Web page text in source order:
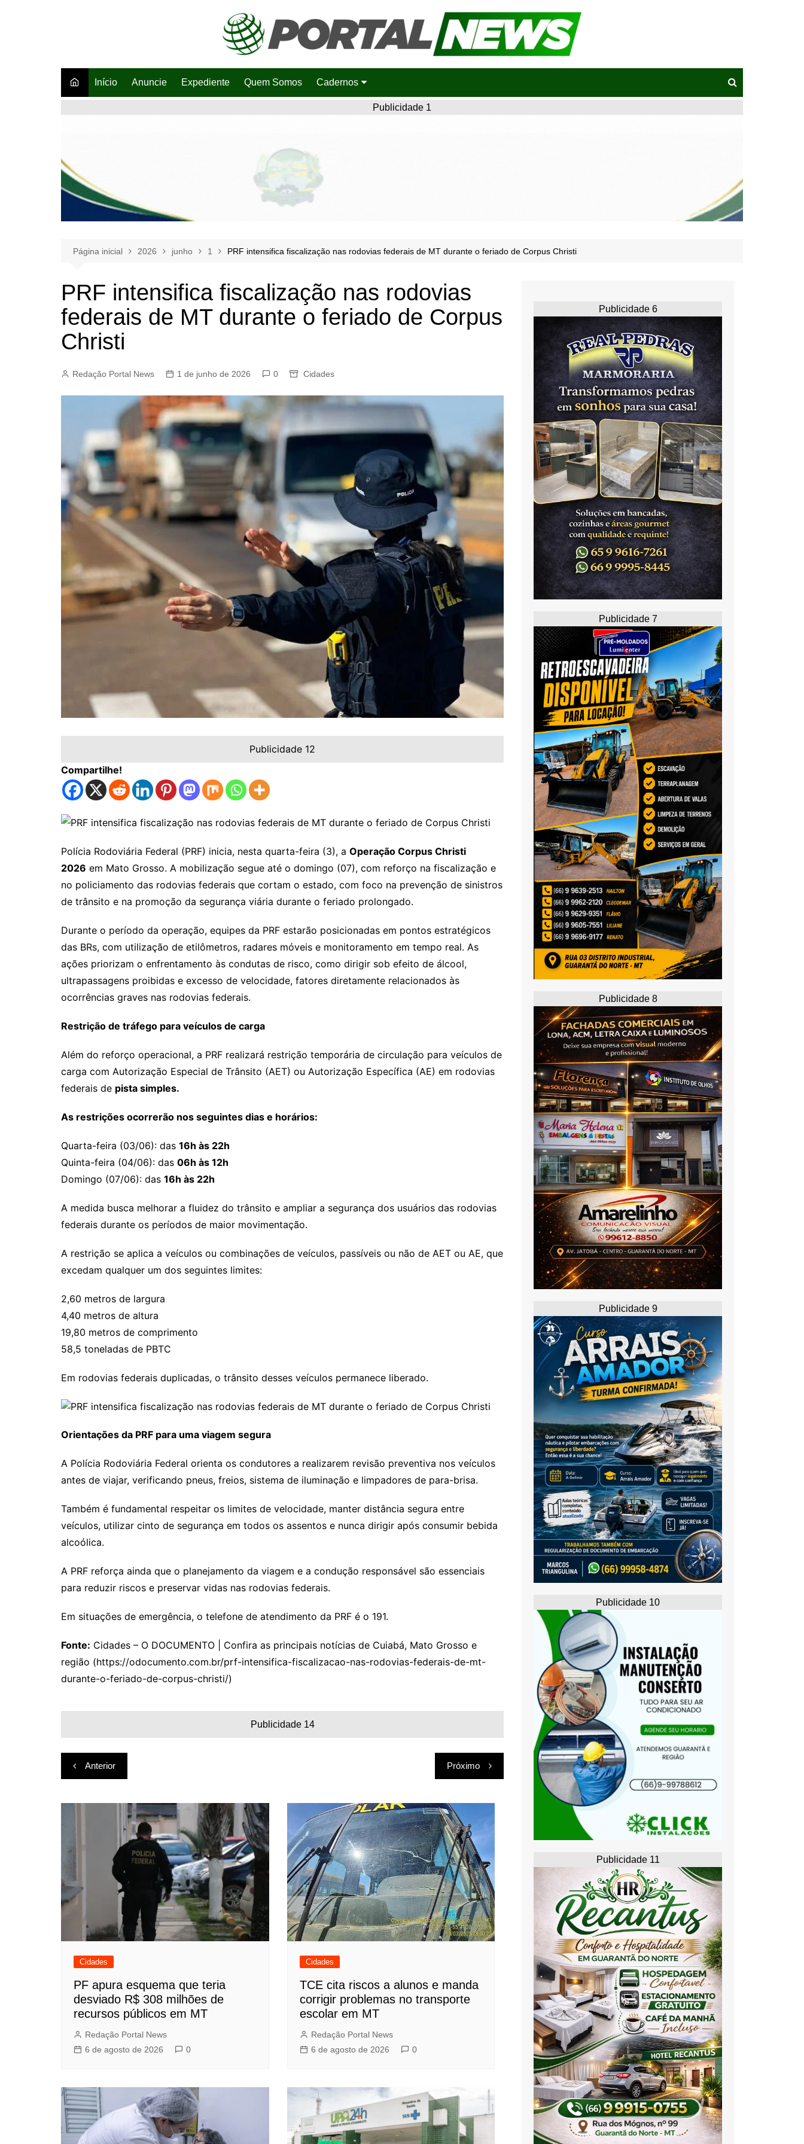
Início Anuncie Expediente Quem Somos Cadernos
Esportes
Publicidade 1
Página inicial 2026 junho 1 PRF intensifica fiscalização nas rodovias federais de MT durante o feriado de Corpus Christi
PRF intensifica fiscalização nas rodovias
federais de MT durante o feriado de Corpus
Christi
Redação Portal News 1 de junho de 2026 0 Cidades
Publicidade 12
Compartilhe!
Polícia Rodoviária Federal (PRF) inicia, nesta quarta-feira (3), a Operação Corpus Christi
2026 em Mato Grosso. A mobilização segue até o domingo (07), com reforço na fiscalização e
no policiamento das rodovias federais que cortam o estado, com foco na prevenção de sinistros
de trânsito e na promoção da segurança viária durante o feriado prolongado.
Durante o período da operação, equipes da PRF estarão posicionadas em pontos estratégicos
das BRs, com utilização de etilômetros, radares móveis e monitoramento em tempo real. As
ações priorizam o enfrentamento às condutas de risco, como dirigir sob efeito de álcool,
ultrapassagens proibidas e excesso de velocidade, fatores diretamente relacionados às
ocorrências graves nas rodovias federais.
Restrição de tráfego para veículos de carga
Além do reforço operacional, a PRF realizará restrição temporária de circulação para veículos de
carga com Autorização Especial de Trânsito (AET) ou Autorização Específica (AE) em rodovias
federais de pista simples.
As restrições ocorrerão nos seguintes dias e horários:
Quarta-feira (03/06): das 16h às 22h
Quinta-feira (04/06): das 06h às 12h
Domingo (07/06): das 16h às 22h
A medida busca melhorar a fluidez do trânsito e ampliar a segurança dos usuários das rodovias
federais durante os períodos de maior movimentação.
A restrição se aplica a veículos ou combinações de veículos, passíveis ou não de AET ou AE, que
excedam qualquer um dos seguintes limites:
2,60 metros de largura
4,40 metros de altura
19,80 metros de comprimento
58,5 toneladas de PBTC
Em rodovias federais duplicadas, o trânsito desses veículos permanece liberado.
Orientações da PRF para uma viagem segura
A Polícia Rodoviária Federal orienta os condutores a realizarem revisão preventiva nos veículos
antes de viajar, verificando pneus, freios, sistema de iluminação e limpadores de para-brisa.
Também é fundamental respeitar os limites de velocidade, manter distância segura entre
veículos, utilizar cinto de segurança em todos os assentos e nunca dirigir após consumir bebida
alcoólica.
A PRF reforça ainda que o planejamento da viagem e a condução responsável são essenciais
para reduzir riscos e preservar vidas nas rodovias federais.
Em situações de emergência, o telefone de atendimento da PRF é o 191.
Fonte: Cidades – O DOCUMENTO | Confira as principais notícias de Cuiabá, Mato Grosso e
região (https://odocumento.com.br/prf-intensifica-fiscalizacao-nas-rodovias-federais-de-mt-
durante-o-feriado-de-corpus-christi/)
Publicidade 14
Navegação
de
Post
Anterior Próximo
Cidades
PF apura esquema que teria
desviado R$ 308 milhões de
recursos públicos em MT
Redação Portal News
6 de agosto de 2026
0
Cidades
TCE cita riscos a alunos e manda
corrigir problemas no transporte
escolar em MT
Redação Portal News
6 de agosto de 2026
0
Publicidade 6
Publicidade 7
Publicidade 8
Publicidade 9
Publicidade 10
Publicidade 11